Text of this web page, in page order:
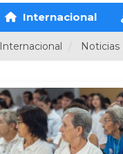
Internacional
Internacional Noticias